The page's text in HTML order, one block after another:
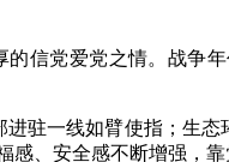
信党爱党之情。战
驻一线如臂使指；
、安全感不断增强，